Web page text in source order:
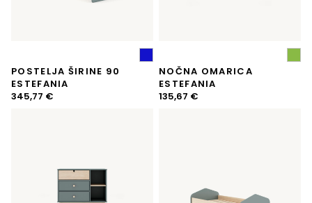
POSTELJA ŠIRINE 90
ESTEFANIA
345,77 €
NOČNA OMARICA
ESTEFANIA
135,67 €